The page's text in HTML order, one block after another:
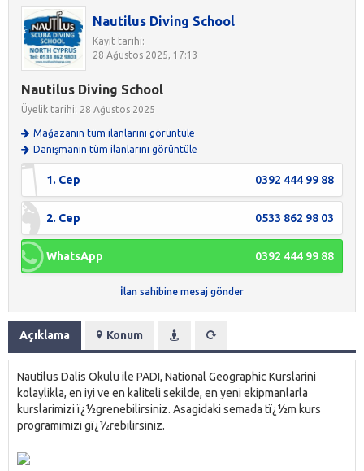
Nautilus Diving School
Kayıt tarihi:
28 Ağustos 2025, 17:13
Nautilus Diving School
Üyelik tarihi: 28 Ağustos 2025
Mağazanın tüm ilanlarını görüntüle
Danışmanın tüm ilanlarını görüntüle
1. Cep 0392 444 99 88
2. Cep 0533 862 98 03
WhatsApp 0392 444 99 88
İlan sahibine mesaj gönder
Açıklama Konum
Nautilus Dalis Okulu ile PADI, National Geographic Kurslarini
kolaylikla, en iyi ve en kaliteli sekilde, en yeni ekipmanlarla
kurslarimizi ï¿½grenebilirsiniz. Asagidaki semada tï¿½m kurs
programimizi gï¿½rebilirsiniz.